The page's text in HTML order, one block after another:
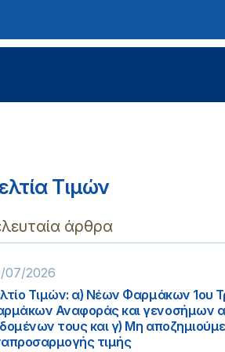
Τιμών
άρθρα
07/2026
Τιμών: α) Νέων Φαρμάκων 1ου
Αναφοράς και γενοσήμων
τους και γ) Μη
τιμής